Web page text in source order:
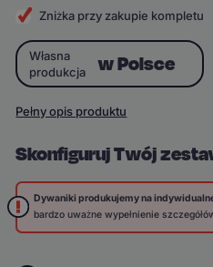
Zniżka przy zakupie kompletu
Skonfiguruj Twój
Dywaniki produkujemy na
bardzo uważne wypełnienie
Własna
produkcja
w Polsce
Pełny opis produktu